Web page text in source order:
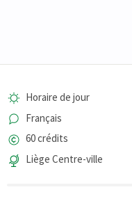
Horaire de jour
Français
60 crédits
Liège Centre-ville